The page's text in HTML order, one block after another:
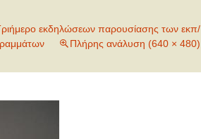
εκδηλώσεων παρουσίασης των εκπ/
Πλήρης ανάλυση (640 × 480)